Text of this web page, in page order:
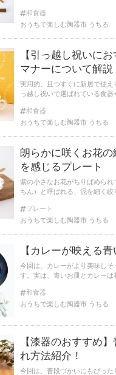
もお伝えします。
和食器
おうちで楽しむ陶器市 うちる
【引っ越し祝いに
マナーについて解説
実用的、且つすぐに新居で使
っ越し祝いで選ばれている食
らご覧いただけます。
和食器
おうちで楽しむ陶器市 うちる
朗らかに咲くお花
を感じるプレート
紫の小さなお花がちりばめら
ちん）と呼ばれる、泥を細く絞
れますよ。
プレート
おうちで楽しむ陶器市 うちる
【カレーが映える
今回は、カレーがより美味し
す。実は、青いお皿とカレーは
和食器
おうちで楽しむ陶器市 うちる
【漆器のおすすめ
れ方法紹介！
今回は、普段づかいにもぴっ